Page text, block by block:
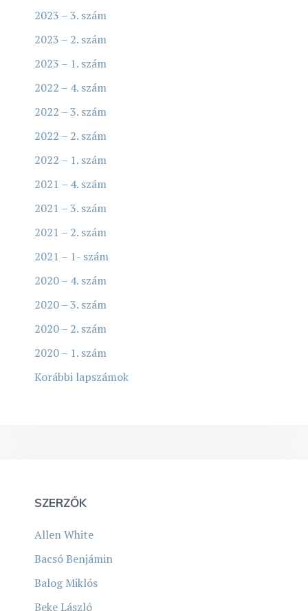
2023 – 3. szám
2023 – 2. szám
2023 – 1. szám
2022 – 4. szám
2022 – 3. szám
2022 – 2. szám
2022 – 1. szám
2021 – 4. szám
2021 – 3. szám
2021 – 2. szám
2021 – 1- szám
2020 – 4. szám
2020 – 3. szám
2020 – 2. szám
2020 – 1. szám
Korábbi lapszámok
SZERZŐK
Allen White
Bacsó Benjámin
Balog Miklós
Beke László